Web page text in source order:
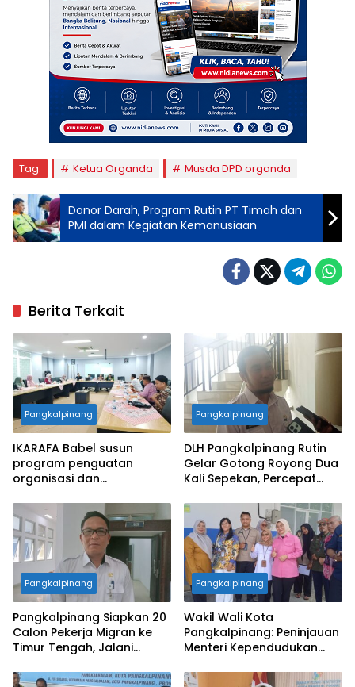
Tag: Ketua Organda Musda DPD organda
Donor Darah, Program Rutin PT Timah dan
PMI dalam Kegiatan Kemanusiaan
Berita Terkait
Pangkalpinang
IKARAFA Babel susun
program penguatan
organisasi dan
Pangkalpinang
DLH Pangkalpinang Rutin
Gelar Gotong Royong Dua
Kali Sepekan, Percepat
Pangkalpinang
Pangkalpinang Siapkan 20
Calon Pekerja Migran ke
Timur Tengah, Jalani
Pangkalpinang
Wakil Wali Kota
Pangkalpinang: Peninjauan
Menteri Kependudukan
Standar Layanan MBG